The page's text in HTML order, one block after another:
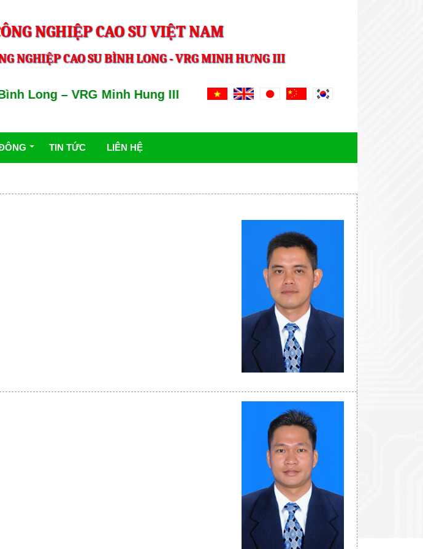
NGHIỆP CAO SU VIỆT NAM
NGHIỆP CAO SU BÌNH LONG - VRG MINH HƯNG III
Long – VRG Minh Hung III
TIN TỨC LIÊN HỆ